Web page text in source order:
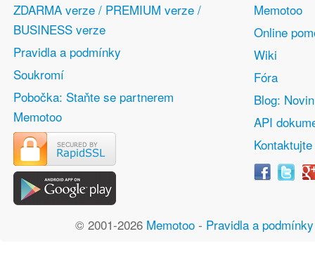
ZDARMA verze / PREMIUM verze /
BUSINESS verze
Pravidla a podmínky
Soukromí
Pobočka: Staňte se partnerem
Memotoo
Memotoo
Online
Wiki
Fóra
Blog:
API
© 2001-2026 Memotoo- Pravidla a podmínky